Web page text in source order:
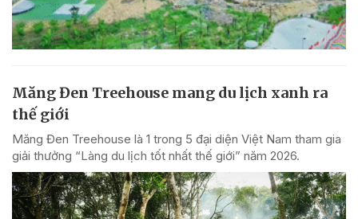
Măng Đen Treehouse mang du lịch xanh ra
thế giới
Măng Đen Treehouse là 1 trong 5 đại diện Việt Nam tham gia
giải thưởng “Làng du lịch tốt nhất thế giới” năm 2026.